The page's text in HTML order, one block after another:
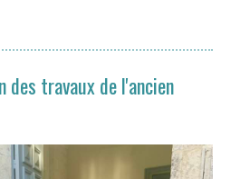
des travaux de l'ancien